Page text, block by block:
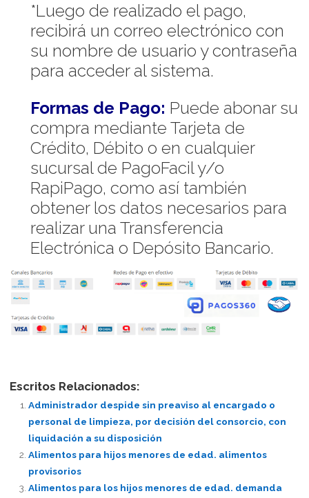
*Luego de realizado el pago,
recibirá un correo electrónico con
su nombre de usuario y contraseña
para acceder al sistema.
Formas de Pago: Puede abonar su
compra mediante Tarjeta de
Crédito, Débito o en cualquier
sucursal de PagoFacil y/o
RapiPago, como así también
obtener los datos necesarios para
realizar una Transferencia
Electrónica o Depósito Bancario.
Escritos Relacionados:
Administrador despide sin preaviso al encargado o
personal de limpieza, por decisión del consorcio, con
liquidación a su disposición
Alimentos para hijos menores de edad. alimentos
provisorios
Alimentos para los hijos menores de edad. demanda